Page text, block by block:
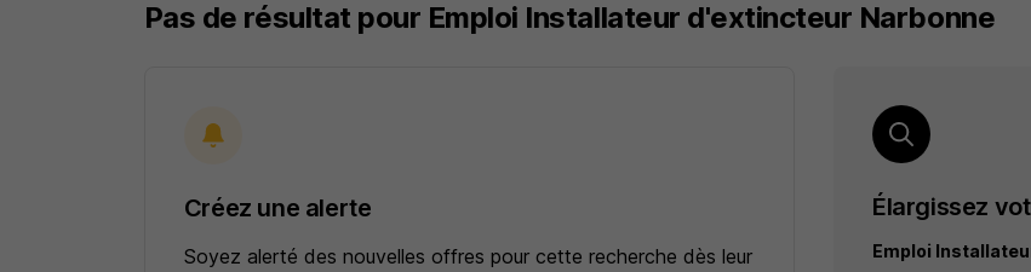
Pas de résultat pour Emploi Installateur d'extincteur Narbonne
Créez une alerte
Soyez alerté des nouvelles offres pour cette recherche dès leur
Élargissez
Emploi